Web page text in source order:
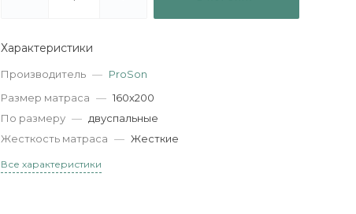
Характеристики
Производитель — ProSon
Размер матраса — 160х200
По размеру — двуспальные
Жесткость матраса — Жесткие
Все характеристики